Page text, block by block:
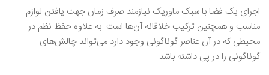
اجرای یک فضا با سبک ماوریک نیازمند صرف زمان جهت یافتن لوازم
مناسب و همچنین ترکیب خلاقانه آن‌ها است. به علاوه حفظ نظم در
محیطی که در آن عناصر گوناگونی وجود دارد می‌تواند چالش‌های
گوناگونی را در پی داشته باشد.